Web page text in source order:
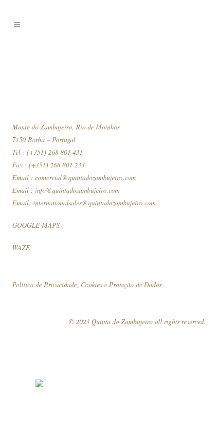
Monte do Zambujeiro, Rio de Moinhos
7150 Borba – Portugal
Tel : (+351) 268 801 431
Fax : (+351) 268 801 233
Email : comercial@quintadozambujeiro.com
Email : info@quintadozambujeiro.com
Email: internationalsales@quintadozambujeiro.com
GOOGLE MAPS
WAZE
Política de Privacidade, Cookies e Proteção de Dados
© 2023 Quinta do Zambujeiro all rights reserved.